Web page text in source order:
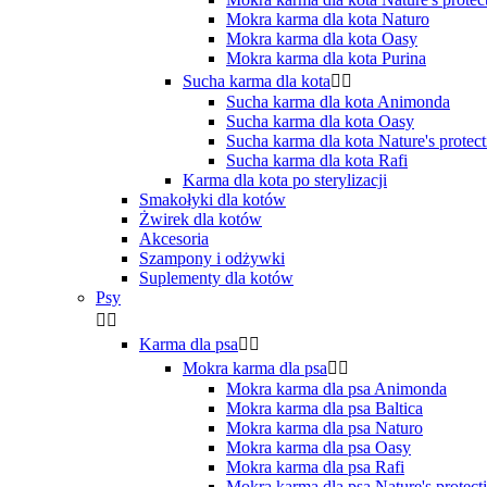
Mokra karma dla kota Naturo
Mokra karma dla kota Oasy
Mokra karma dla kota Purina
Sucha karma dla kota 
Sucha karma dla kota Animonda
Sucha karma dla kota Oasy
Sucha karma dla kota Nature's
Sucha karma dla kota Rafi
Karma dla kota po sterylizacji
Smakołyki dla kotów
Żwirek dla kotów
Akcesoria
Szampony i odżywki
Suplementy dla kotów
Psy
 
Karma dla psa 
Mokra karma dla psa 
Mokra karma dla psa Animonda
Mokra karma dla psa Baltica
Mokra karma dla psa Naturo
Mokra karma dla psa Oasy
Mokra karma dla psa Rafi